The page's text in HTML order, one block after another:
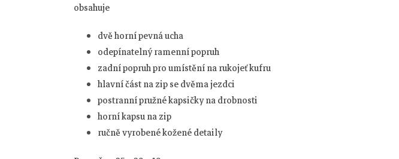
obsahuje
dvě horní pevná ucha
odepínatelný ramenní popruh
zadní popruh pro umístění na rukojeť kufru
hlavní část na zip se dvěma jezdci
postranní pružné kapsičky na drobnosti
horní kapsu na zip
ručně vyrobené kožené detaily